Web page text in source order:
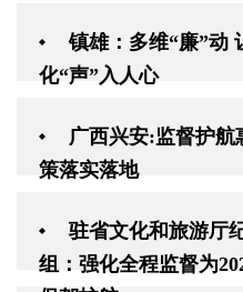
镇雄：多维“廉”动
化“声”入人心
广西兴安:监督护航
策落实落地
驻省文化和旅游厅
组：强化全程监督为